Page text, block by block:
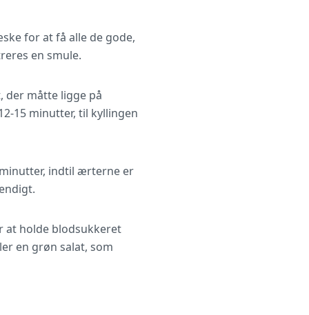
for at få alle de gode,
en smule.
der måtte ligge på
15 minutter, til kyllingen
indtil ærterne er
at holde blodsukkeret
en grøn salat, som